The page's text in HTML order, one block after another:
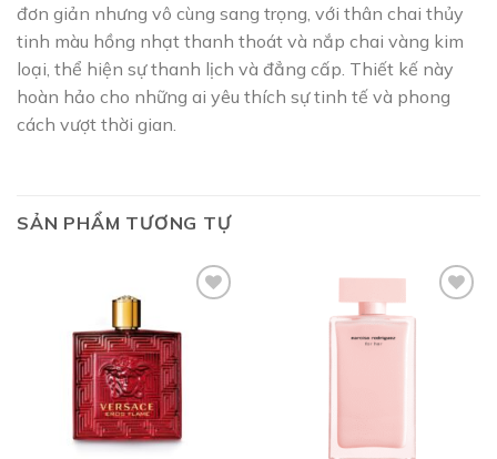
đơn giản nhưng vô cùng sang trọng, với thân chai thủy
tinh màu hồng nhạt thanh thoát và nắp chai vàng kim
loại, thể hiện sự thanh lịch và đẳng cấp. Thiết kế này
hoàn hảo cho những ai yêu thích sự tinh tế và phong
cách vượt thời gian.
SẢN PHẨM TƯƠNG TỰ